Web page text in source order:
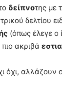
δείπνοτης με
δελτίου
(όπως έλεγε ο
ακριβά
όχι, αλλάζουν